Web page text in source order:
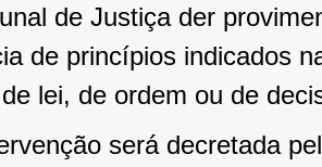
de Justiça der
de princípios indicados
lei, de ordem ou de
será decretada